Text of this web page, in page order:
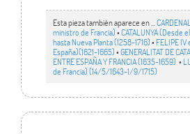
Esta pieza también aparece en ...
ministro de Francia)•CATALUNYA (Desde
hasta Nueva Planta (1258-1716)• FELIPE IV
España)(1621-1665)•GENERALITAT DE
ENTRE ESPAÑA Y FRANCIA (1635-1659) •
de Francia) (14/5/1643-1/9/1715)